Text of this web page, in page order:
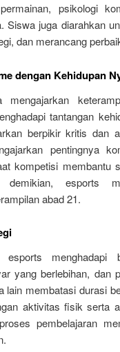
psikologi
Siswa juga diarahkan
dan merancang
dengan Kehidupan
mengajarkan
tantangan
berpikir kritis dan
pentingnya
kompetisi membantu
demikian, esports
abad 21.
esports menghadapi
yang berlebihan, dan
lain membatasi durasi
aktivitas fisik serta
pembelajaran